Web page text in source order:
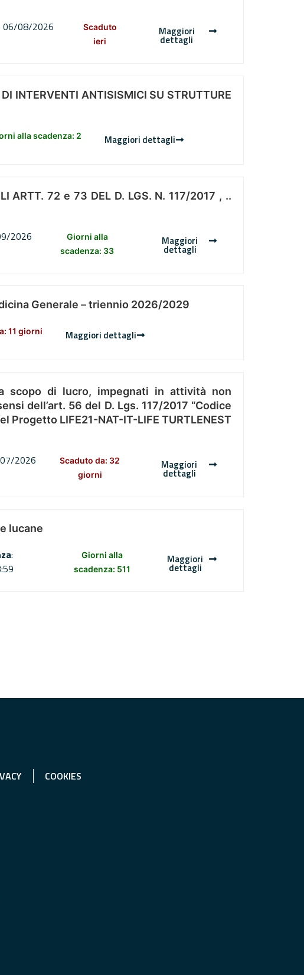
06/08/2026
Scaduto
ieri
Maggiori
dettagli
INTERVENTI ANTISISMICI SU STRUTTURE
alla scadenza: 2 Maggiori dettagli
ARTT. 72 e 73 DEL D. LGS. N. 117/2017 , ..
2026
Giorni alla
scadenza: 33
Maggiori
dettagli
Generale – triennio 2026/2029
11 giorni Maggiori dettagli
scopo di lucro, impegnati in attività non
dell’art. 56 del D. Lgs. 117/2017 “Codice
LIFE21-NAT-IT-LIFE TURTLENEST
2026
Scaduto da: 32
giorni
Maggiori
dettagli
lucane
:
Giorni alla
scadenza: 511
Maggiori
dettagli
COOKIES